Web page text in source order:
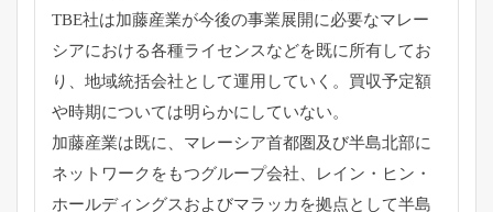
TBE社は加藤産業が今後の事業展開に必要なマレー
シアにおける各種ライセンスなどを既に所有してお
り、 地域統括会社として運用していく。 買収予定額
や時期については明らかにしていない。
加藤産業は既に、 マレーシア首都圏及び半島北部に
ネットワークをもつグループ会社、レイン・ヒン・
ホールディングスおよびマラッカを拠点として半島